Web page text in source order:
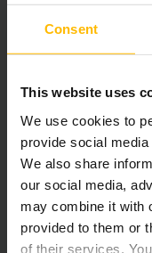
Consent
This website uses
We use cookies to
provide social
We also share
our social media,
may combine it with
provided to them or
of their services.
ECOVADIS
EcoVadis-palkinnon
saanut kaksi muuta
kestävään
kehityksen palkinto
CDP:n A‑luokitus
Molemmat
strategian